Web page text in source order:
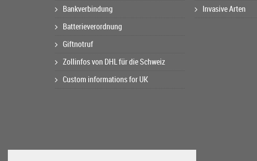
Bankverbindung
Batterieverordnung
Giftnotruf
Zollinfos von DHL für die Schweiz
Custom informations for UK
Invasive Arten